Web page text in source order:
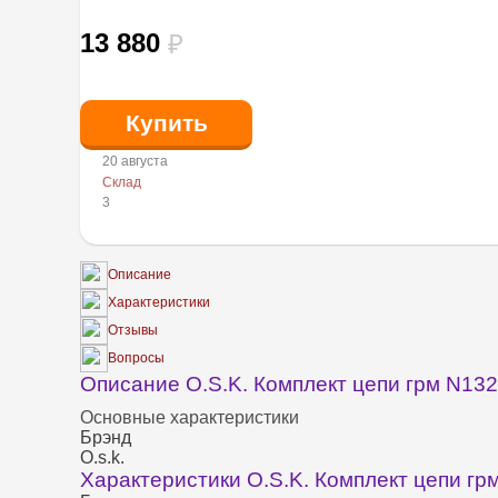
13 880 ₽
20 августа
Склад
3
Описание
Характеристики
Отзывы
Вопросы
Описание O.S.K. Комплект цепи грм
Основные характеристики
Брэнд
O.s.k.
Характеристики O.S.K. Комплект цепи